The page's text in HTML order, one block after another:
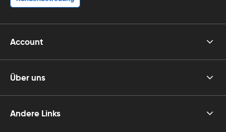
Account
Über uns
Andere Links